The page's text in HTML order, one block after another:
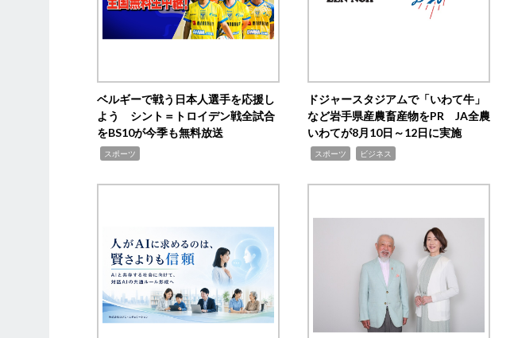
ベルギーで戦う日本人選手を応援し
よう シント＝トロイデン戦全試合
をBS10が今季も無料放送
スポーツ
ドジャースタジアムで「いわて牛」
など岩手県産農畜産物をPR JA全農
いわてが8月10日～12日に実施
スポーツ ビジネス